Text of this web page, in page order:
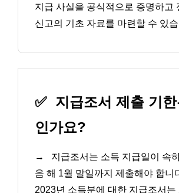
지급 사실을 공식적으로 증명하고
신고의 기초 자료를 마련할 수 있
✅ 지급조서 제출 기한
인가요?
→
지급조서는 소득 지급일이 속
음 해 1월 말일까지 제출해야 합니
2023년 소득분에 대한 지급조서는